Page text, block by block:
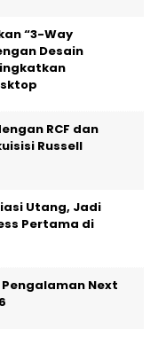
“3-Way
Desain
RCF dan
Russell
Utang, Jadi
Pertama di
Next